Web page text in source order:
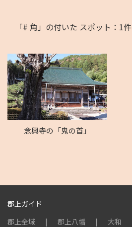
「# 角」の付いた スポット：1件
念興寺の「鬼の首」
郡上ガイド
郡上全域
郡上八幡 大和